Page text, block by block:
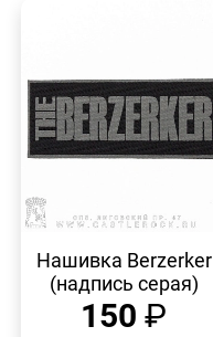
ПРОСМОТР
Нашивка Berzerker
(надпись серая)
150 ₽